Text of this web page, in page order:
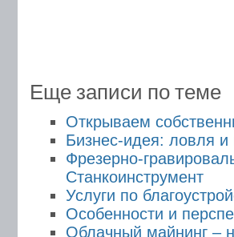
Еще записи по теме
Открываем
Бизнес-идея: ловля и
Фрезерно-
Станкоинструмент
Услуги по
Особенности и
Облачный майнинг –